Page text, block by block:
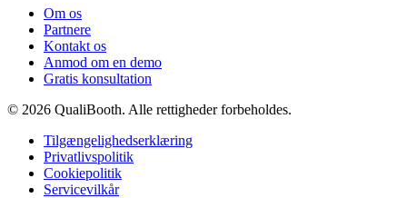
Om os
Partnere
Kontakt os
Anmod om en demo
Gratis konsultation
© 2026 QualiBooth. Alle rettigheder forbeholdes.
Tilgængelighedserklæring
Privatlivspolitik
Cookiepolitik
Servicevilkår